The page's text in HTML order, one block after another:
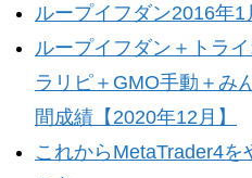
ループイフダン2016年1
ループイフダン＋トラ
ラリピ＋GMO手動＋み
間成績【2020年12月】
これからMetaTrader4を